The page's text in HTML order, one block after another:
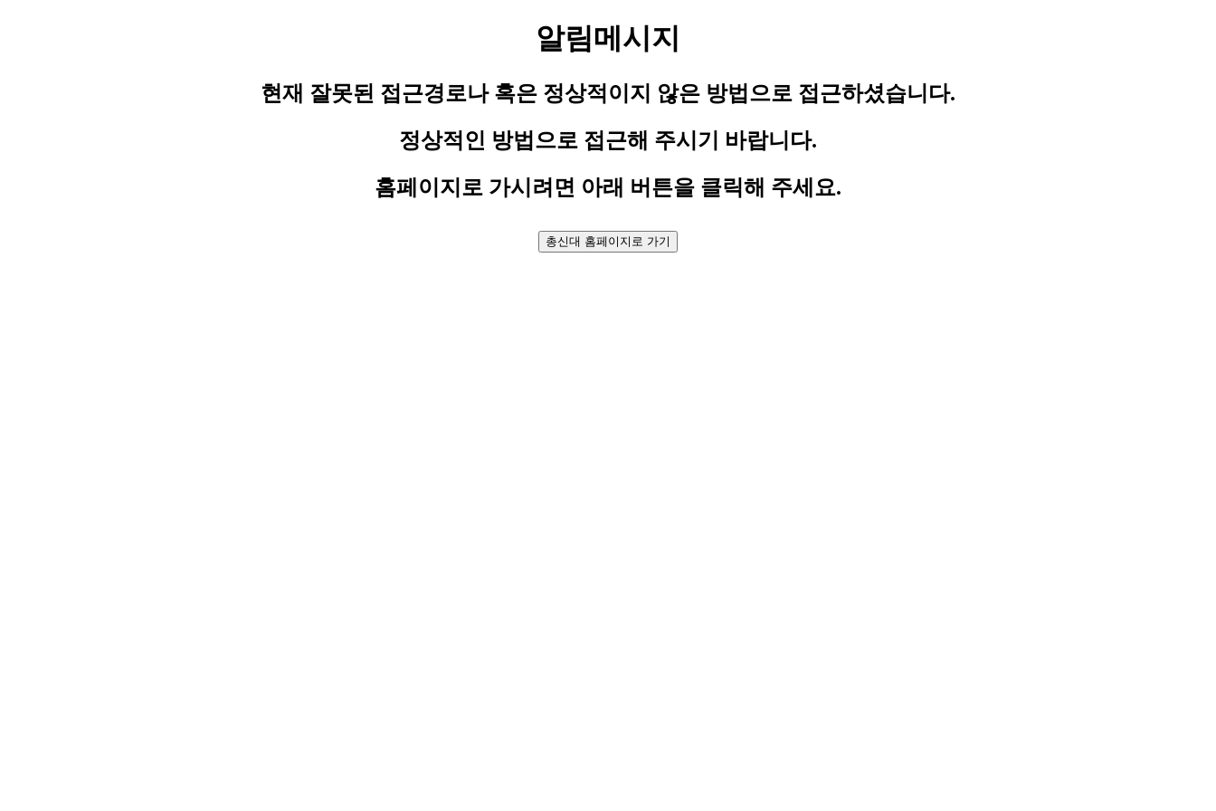
알림메시지
현재 잘못된 접근경로나 혹은 정상적이지 않은 방법으로 접근하셨습니다.
정상적인 방법으로 접근해 주시기 바랍니다.
홈페이지로 가시려면 아래 버튼을 클릭해 주세요.